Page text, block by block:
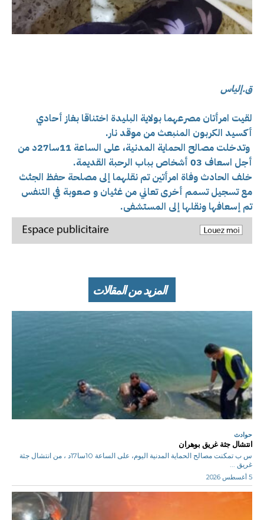
ق.إلياس
لقيت امرأتان مصرعهما بولاية البليدة اختناقا بغاز أحادي
أكسيد الكربون المنبعث من موقد نار.
وتدخلت مصالح الحماية المدنية، على الساعة 11سا27د من
أجل اسعاف 03 أشخاص بباب الرحبة القديمة.
خلف الحادث وفاة امرأتين تم نقلهما إلى مصلحة حفظ الجثث
مع تسجيل تسمم أخرى تعاني من غثيان و صعوبة في التنفس
تم إسعافها ونقلها إلى المستشفى.
المزيد من المقالات
حوادث
انتشال جثة غريق بوهران
س ب تمكنت مصالح الحماية المدنية اليوم، على الساعة 10سا17د ، من انتشال جثة
غريق ...
5 أغسطس 2026